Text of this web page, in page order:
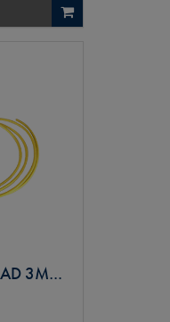
OLDTIMER DRAAD 3MM KOPER GEEL